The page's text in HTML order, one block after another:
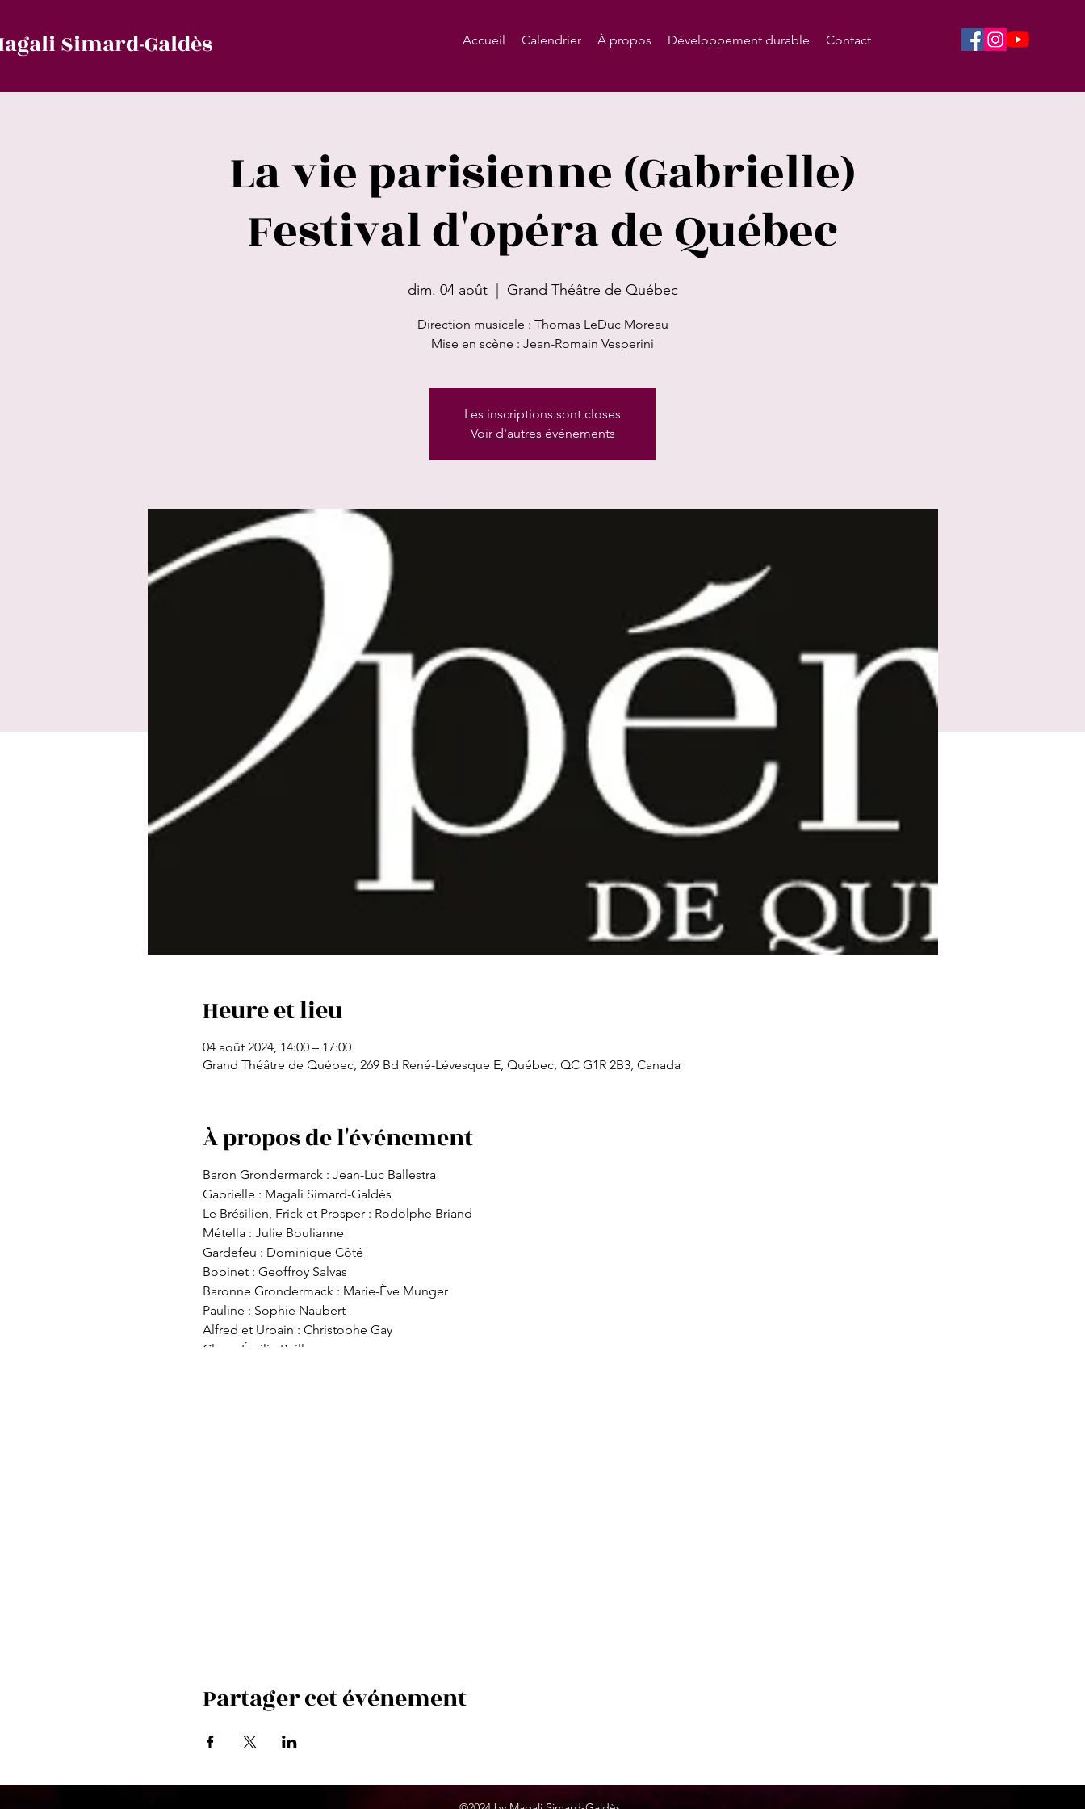
Accueil Calendrier À propos Développement durable Contact
Simard-Galdès
La vie parisienne (Gabrielle)
Festival d'opéra de Québec
dim. 04 août
  |
Grand Théâtre de Québec
Direction musicale : Thomas LeDuc Moreau
Mise en scène : Jean-Romain Vesperini
Les inscriptions sont closes
Voir d'autres événements
Heure et lieu
04 août 2024, 14:00 – 17:00
Grand Théâtre de Québec, 269 Bd René-Lévesque E, Québec, QC G1R 2B3, Canada
À propos de l'événement
Baron Grondermarck : Jean-Luc Ballestra
Gabrielle : Magali Simard-Galdès
Le Brésilien, Frick et Prosper : Rodolphe Briand
Métella : Julie Boulianne
Gardefeu : Dominique Côté
Bobinet : Geoffroy Salvas
Baronne Grondermack : Marie-Ève Munger
Pauline : Sophie Naubert
Alfred et Urbain : Christophe Gay
Clara : Émilie Baillargeon
Partager cet événement